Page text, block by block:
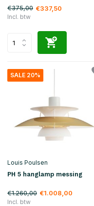
€375,00 €337,50
Incl. btw
SALE 20%
Louis Poulsen
PH 5 hanglamp messing
€1.260,00 €1.008,00
Incl. btw